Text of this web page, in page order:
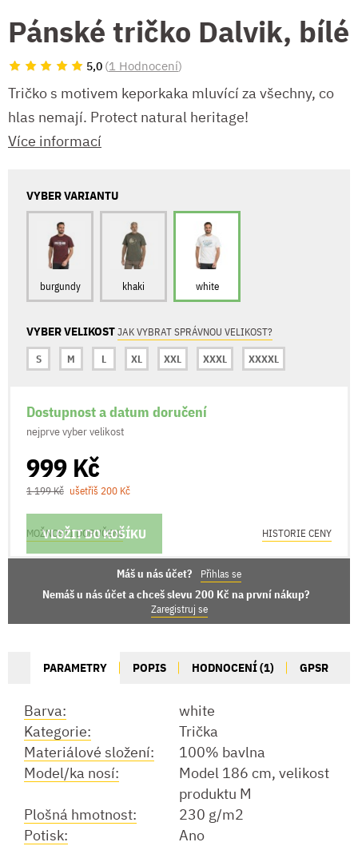
Pánské tričko Dalvik, bílé
5,0 (1 Hodnocení)
Tričko s motivem keporkaka mluvící za všechny, co
hlas nemají. Protect natural heritage!
Více informací
VYBER VARIANTU
burgundy khaki white
VYBER VELIKOSTJAK VYBRAT SPRÁVNOU VELIKOST?
S
M L XL XXL XXXL XXXXL
Dostupnost a datum doručení
nejprve vyber velikost
999 Kč
1 199 Kč ušetříš 200 Kč
VLOŽIT DO KOŠÍKU
MOŽNOSTI DORUČENÍ HISTORIE CENY
Máš u nás účet? Přihlas se
Nemáš u nás účet a chceš slevu 200 Kč na první nákup?
Zaregistruj se
PARAMETRY POPIS HODNOCENÍ (1) GPSR
Barva:
white
Kategorie:
Trička
Materiálové složení:
100% bavlna
Model/ka nosí:
Model 186 cm, velikost
produktu M
Plošná hmotnost:
230 g/m2
Potisk:
Ano